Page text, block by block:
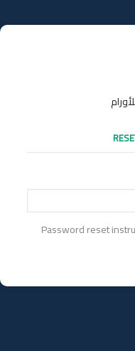
Password reset